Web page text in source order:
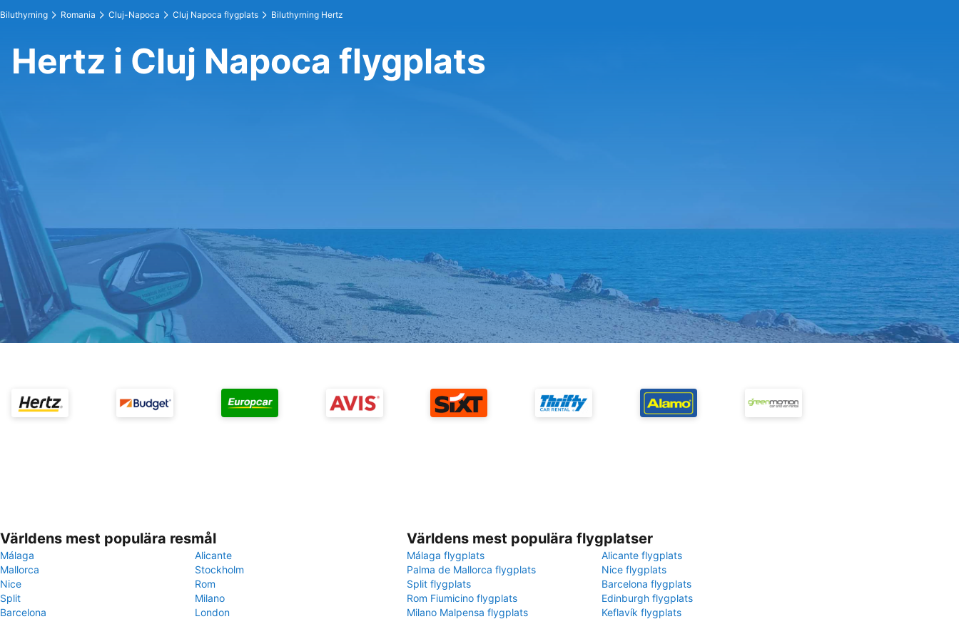
Biluthyrning Romania Cluj-Napoca Cluj Napoca flygplats Biluthyrning Hertz
Hertz i Cluj Napoca flygplats
Världens mest populära resmål
Málaga
Alicante
Mallorca
Stockholm
Nice
Rom
Split
Milano
Barcelona
London
Världens mest populära flygplatser
Málaga flygplats
Alicante flygplats
Palma de Mallorca flygplats
Nice flygplats
Split flygplats
Barcelona flygplats
Rom Fiumicino flygplats
Edinburgh flygplats
Milano Malpensa flygplats
Keflavík flygplats